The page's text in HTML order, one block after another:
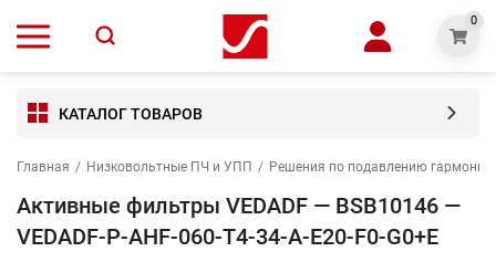
0
КАТАЛОГ ТОВАРОВ
Главная / Низковольтные ПЧ и УПП / Решения по подавлению
Активные фильтры VEDADF — BSB10146 —
VEDADF-P-AHF-060-T4-34-A-E20-F0-G0+E